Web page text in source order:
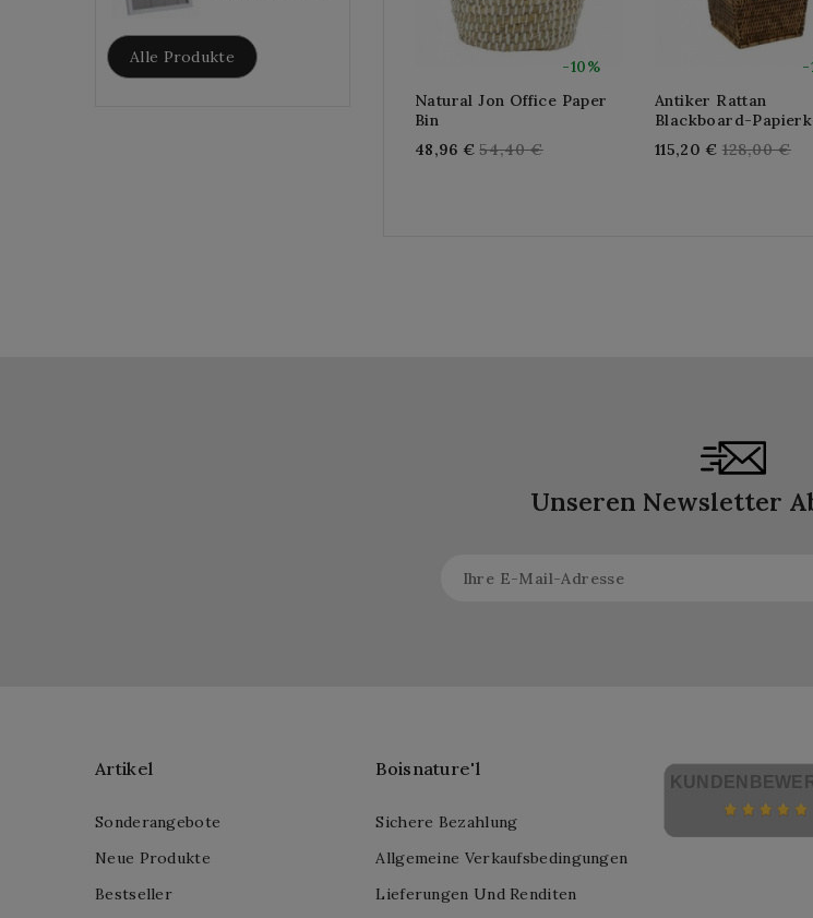
Alle Produkte
-10%
Natural Jon Office Paper
Bin
48,96 € Regular
54,40 €
-
Antiker Rattan
Blackboard-
115,20 € Regular
128,00 €
Unseren Newsletter
Artikel
Sonderangebote
Neue Produkte
Bestseller
Boisnature'l
Sichere Bezahlung
Allgemeine Verkaufsbedingungen
Lieferungen Und Renditen